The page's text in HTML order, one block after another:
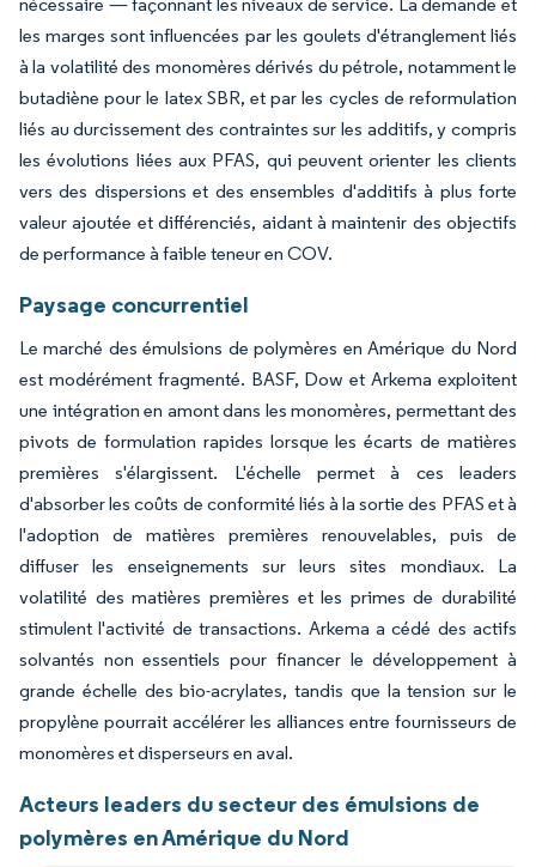
les marges sont influencées par les goulets d'étranglement liés
à la volatilité des monomères dérivés du pétrole, notamment le
butadiène pour le latex SBR, et par les cycles de reformulation
liés au durcissement des contraintes sur les additifs, y compris
les évolutions liées aux PFAS, qui peuvent orienter les clients
vers des dispersions et des ensembles d'additifs à plus forte
valeur ajoutée et différenciés, aidant à maintenir des objectifs
de performance à faible teneur en COV.
Paysage concurrentiel
Le marché des émulsions de polymères en Amérique du Nord
est modérément fragmenté. BASF, Dow et Arkema exploitent
une intégration en amont dans les monomères, permettant des
pivots de formulation rapides lorsque les écarts de matières
premières s'élargissent. L'échelle permet à ces leaders
d'absorber les coûts de conformité liés à la sortie des PFAS et à
l'adoption de matières premières renouvelables, puis de
diffuser les enseignements sur leurs sites mondiaux. La
volatilité des matières premières et les primes de durabilité
stimulent l'activité de transactions. Arkema a cédé des actifs
solvantés non essentiels pour financer le développement à
grande échelle des bio-acrylates, tandis que la tension sur le
propylène pourrait accélérer les alliances entre fournisseurs de
monomères et disperseurs en aval.
Acteurs leaders du secteur des émulsions de
polymères en Amérique du Nord